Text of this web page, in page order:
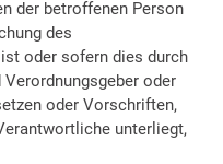
der betroffenen Person
des
oder sofern dies durch
oder
oder Vorschriften,
unterliegt,